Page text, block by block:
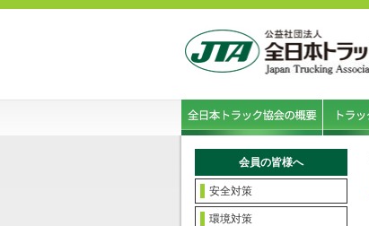
会員の皆様へ
安全対策
環境対策